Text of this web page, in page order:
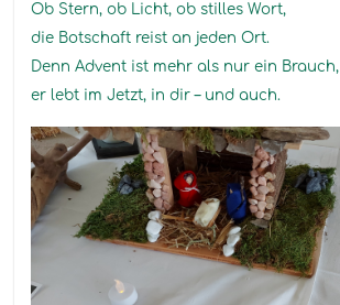
Ob Stern, ob Licht, ob stilles Wort,
die Botschaft reist an jeden Ort.
Denn Advent ist mehr als nur ein Brauch,
er lebt im Jetzt, in dir – und auch.